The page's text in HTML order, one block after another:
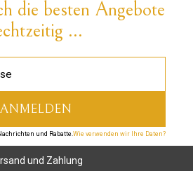
die besten Angebote
...
und Rabatte.Wie verwenden wir Ihre Daten?
und Zahlung